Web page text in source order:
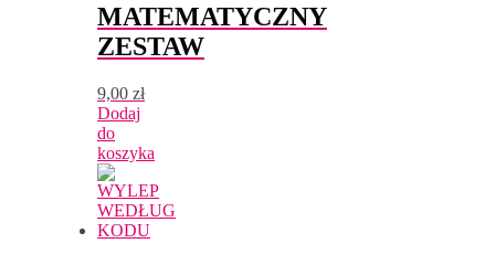
MATEMATYCZNY
ZESTAW
9,00 zł
Dodaj
do
koszyka